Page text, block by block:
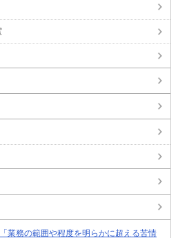
「業務の範囲や程度を明らかに超える苦情